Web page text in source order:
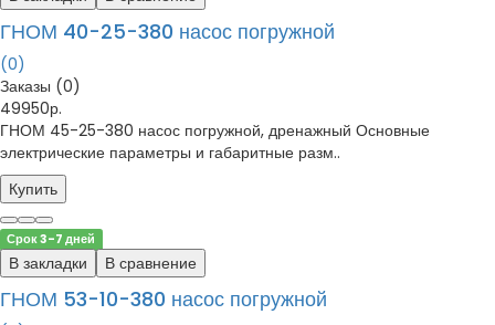
ГНОМ 40-25-380 насос погружной
(0)
Заказы (0)
49950р.
ГНОМ 45-25-380 насос погружной, дренажный Основные
электрические параметры и габаритные разм..
Купить
Срок 3-7 дней
В закладки В сравнение
ГНОМ 53-10-380 насос погружной